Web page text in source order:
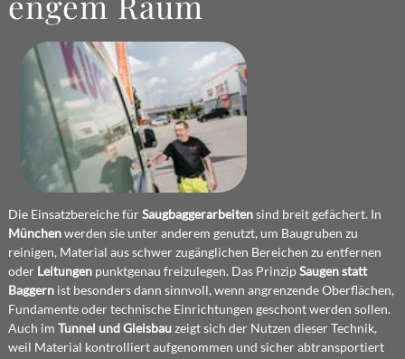
Die Einsatzbereiche fürSaugbaggerarbeitensind breit gefächert. In
Münchenwerden sie unter anderem genutzt, um Baugruben zu
reinigen, Material aus schwer zugänglichen Bereichen zu entfernen
oder Leitungenpunktgenau freizulegen. Das PrinzipSaugen statt
Baggernist besonders dann sinnvoll, wenn angrenzende Oberflächen,
Fundamente oder technische Einrichtungen geschont werden sollen.
Auch im Tunnel und Gleisbauzeigt sich der Nutzen dieser Technik,
weil Material kontrolliert aufgenommen und sicher abtransportiert